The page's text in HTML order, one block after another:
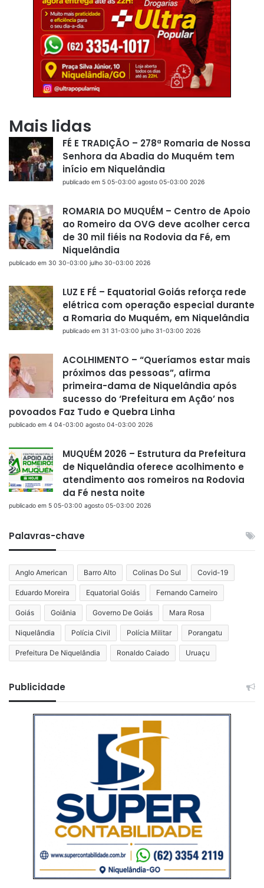
Mais lidas
FÉ E TRADIÇÃO – 278ª Romaria de Nossa
Senhora da Abadia do Muquém tem
início em Niquelândia
publicado em 5 05-03:00 agosto 05-03:00 2026
ROMARIA DO MUQUÉM – Centro de Apoio
ao Romeiro da OVG deve acolher cerca
de 30 mil fiéis na Rodovia da Fé, em
Niquelândia
publicado em 30 30-03:00 julho 30-03:00 2026
LUZ E FÉ – Equatorial Goiás reforça rede
elétrica com operação especial durante
a Romaria do Muquém, em Niquelândia
publicado em 31 31-03:00 julho 31-03:00 2026
ACOLHIMENTO – “Queríamos estar mais
próximos das pessoas”, afirma
primeira-dama de Niquelândia após
sucesso do ‘Prefeitura em Ação’ nos
povoados Faz Tudo e Quebra Linha
publicado em 4 04-03:00 agosto 04-03:00 2026
MUQUÉM 2026 – Estrutura da Prefeitura
de Niquelândia oferece acolhimento e
atendimento aos romeiros na Rodovia
da Fé nesta noite
publicado em 5 05-03:00 agosto 05-03:00 2026
Palavras-chave
Anglo American Barro Alto Colinas Do Sul Covid-19
Eduardo Moreira Equatorial Goiás Fernando Carneiro
Goiás Goiânia Governo De Goiás Mara Rosa
Niquelândia Polícia Civil Polícia Militar Porangatu
Prefeitura De Niquelândia Ronaldo Caiado Uruaçu
Publicidade